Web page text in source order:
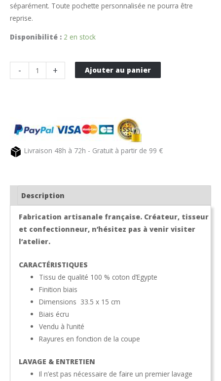
séparément. Toute pochette personnalisée ne pourra être
reprise.
Disponibilité : 2 en stock
-
de
tissu
PUIVERT
+ Ajouter au panier
Livraison 48h à 72h - Gratuit à partir de 99 €
Description
Fabrication artisanale française. Créateur, tisseur
et confectionneur, n’hésitez pas à venir visiter
l’atelier.
CARACTÉRISTIQUES
Tissu de qualité 100 % coton d’Egypte
Finition biais
Dimensions 33.5 x 15 cm
Biais écru
Vendu à l’unité
Rayures en fonction de la coupe
LAVAGE & ENTRETIEN
Il n’est pas nécessaire de faire un premier lavage